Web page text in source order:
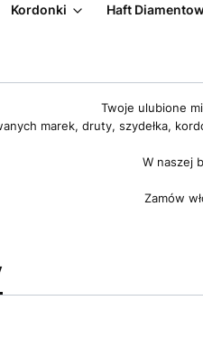
Kordonki Haft
Twoje ulubione
marek, druty, szydełka,
W naszej
Zamów